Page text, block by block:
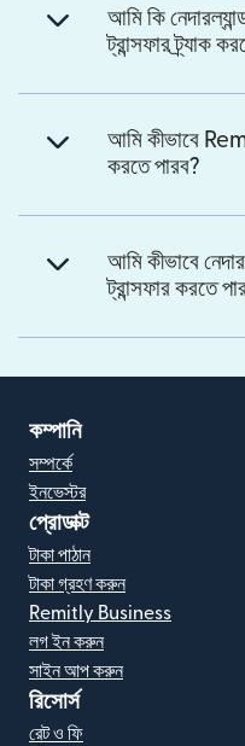
আমি কি
ট্রান্সফার ট্র্যাক
আমি কীভাবে
করতে পারব?
আমি কীভাবে
ট্রান্সফার করতে
কম্পানি
সম্পর্কে
ইনভেস্টর
প্রোডাক্ট
টাকা পাঠান
টাকা গ্রহণ করুন
Remitly Business
লগ ইন করুন
সাইন আপ করুন
রিসোর্স
রেট ও ফি